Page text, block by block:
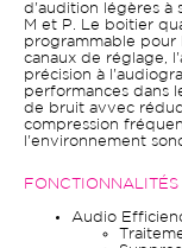
d'audition légères à
M et P. Le boitier
programmable pour
canaux de réglage,
précision à
performances dans
de bruit avvec
compression
l'environnement
Audio